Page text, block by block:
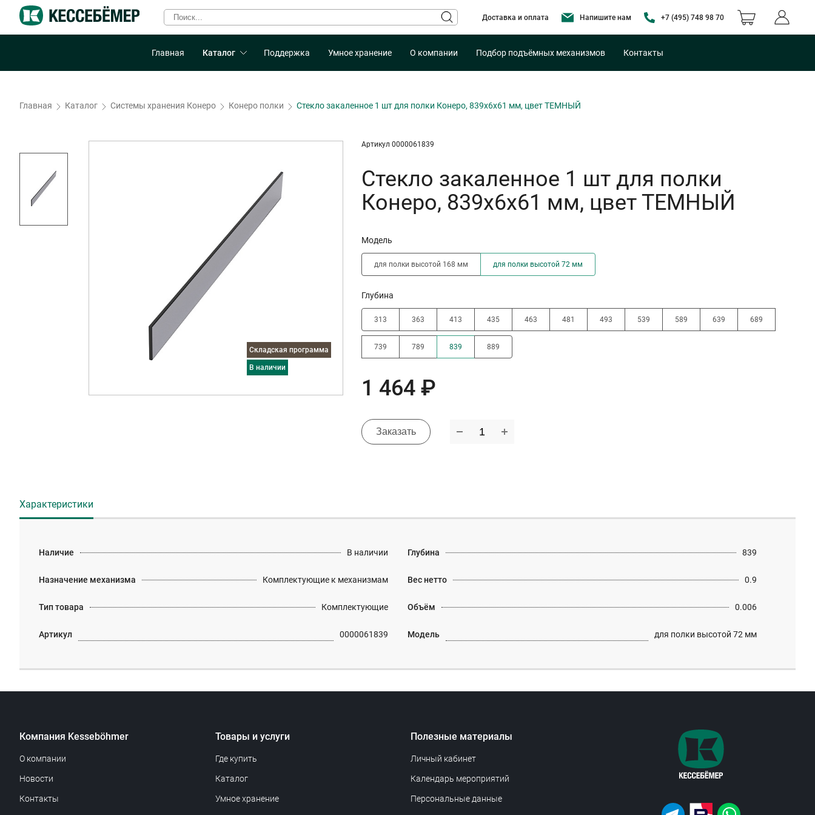
Доставка и оплата Напишите нам +7 (495) 748 98 70
Главная Каталог Поддержка Умное хранение О компании Подбор подъёмных механизмов Контакты
Главная Каталог Системы хранения Конеро Конеро полки Стекло закаленное 1 шт для полки Конеро, 839х6х61 мм, цвет ТЕМНЫЙ
Складская программа
в наличии
Артикул 0000061839
Стекло закаленное 1 шт для полки
Конеро, 839х6х61 мм, цвет ТЕМНЫЙ
Модель
для полки высотой 168 мм для полки высотой 72 мм
Глубина
313 363 413 435 463 481 493 539 589 639 689
739 789 839 889
1 464 ₽
Заказать
Характеристики
Наличие В наличии
Назначение механизма Комплектующие к механизмам
Тип товара Комплектующие
Артикул 0000061839
Глубина 839
Вес нетто 0.9
Объём 0.006
Модель для полки высотой 72 мм
Компания Kesseböhmer
О компании
Новости
Контакты
Товары и услуги
Где купить
Каталог
Умное хранение
Полезные материалы
Личный кабинет
Календарь мероприятий
Персональные данные